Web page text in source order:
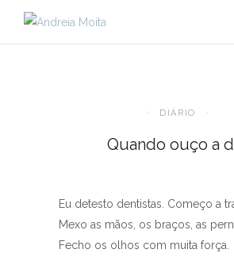
DIÁRIO
Quando ouço a
Eu detesto dentistas. Começo a
Mexo as mãos, os braços, as
Fecho os olhos com muita força.